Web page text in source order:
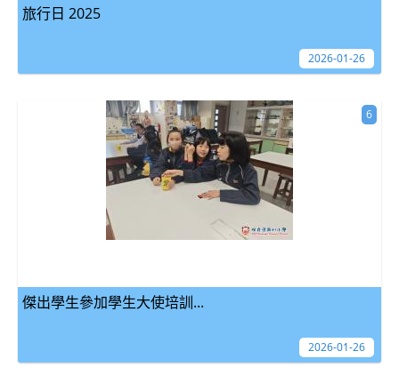
旅行日 2025
2026-01-26
傑出學生參加學生大使培訓...
6
2026-01-26